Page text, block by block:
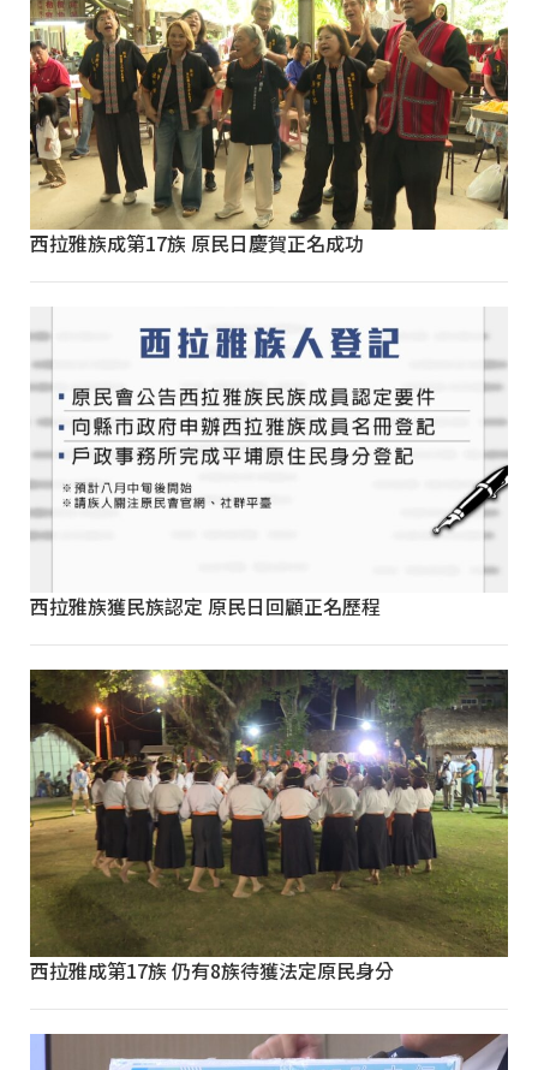
西拉雅族成第17族 原民日慶賀正名成功
西拉雅族獲民族認定 原民日回顧正名歷程
西拉雅成第17族 仍有8族待獲法定原民身分